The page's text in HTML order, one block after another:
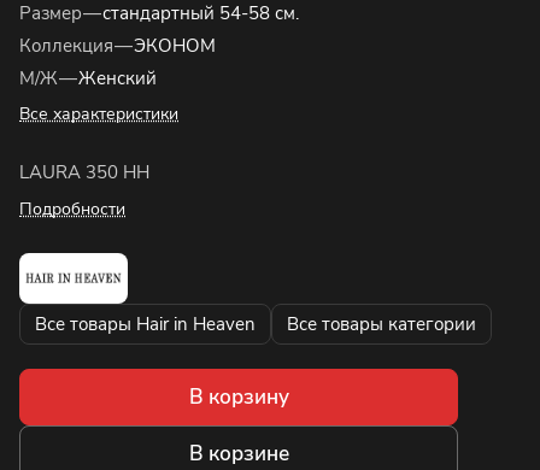
Размер—стандартный 54-58 см.
Коллекция—ЭКОНОМ
М/Ж—Женский
Все характеристики
LAURA 350 HH
Подробности
Все товары Hair in Heaven Все товары категории
В корзину
В корзине